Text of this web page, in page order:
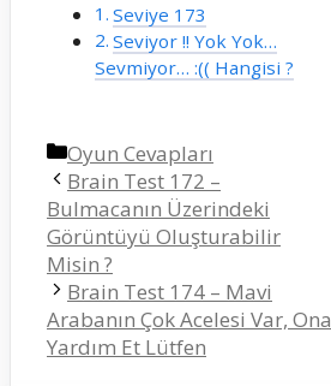
Seviye 173
Seviyor !! Yok Yok…
Sevmiyor… :(( Hangisi ?
Kategoriler
Oyun Cevapları
Brain Test 172 –
Bulmacanın Üzerindeki
Görüntüyü Oluşturabilir
Misin ?
Brain Test 174 – Mavi
Arabanın Çok Acelesi Var, Ona
Yardım Et Lütfen